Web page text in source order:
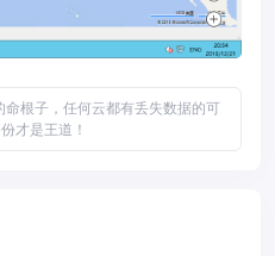
命根子，任何云都有丢失数据的可
才是王道！